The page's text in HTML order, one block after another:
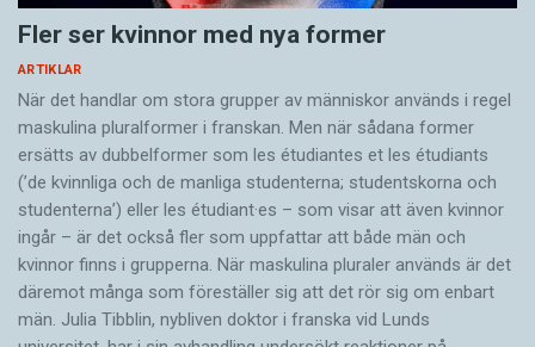
Fler ser kvinnor med nya former
ARTIKLAR
När det handlar om stora grupper av människor används i regel
maskulina pluralformer i franskan. Men när sådana ­former
ersätts av dubbel­former som les étudiantes et les étudiants
(’de kvinnliga och de manliga studenterna; studentskorna och
studenterna’) eller les étudiant·es – som visar att även kvinnor
ingår – är det också fler som uppfattar att både män och
kvinnor finns i grupperna. När maskulina pluraler används är det
där­emot många som föreställer sig att det rör sig om enbart
män. Julia Tibblin, nybliven doktor i franska vid Lunds